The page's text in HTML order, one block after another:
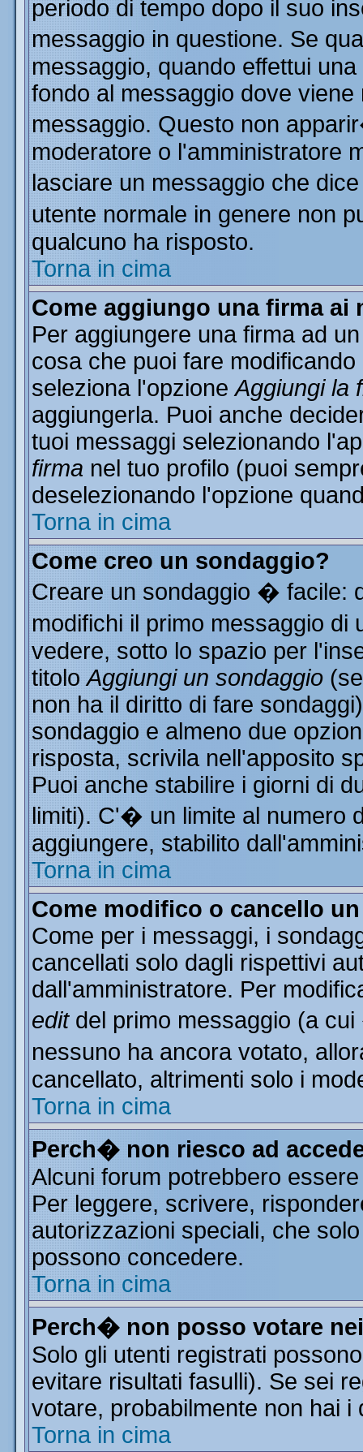
periodo di tempo dopo il suo
messaggio in questione. Se
messaggio, quando effettui
fondo al messaggio dove
messaggio. Questo non
moderatore o l'amministratore
lasciare un messaggio che
utente normale in genere non
qualcuno ha risposto.
Torna in cima
Come aggiungo una firma ai
Per aggiungere una firma ad
cosa che puoi fare
seleziona l'opzioneAggiungi la
aggiungerla. Puoi anche
tuoi messaggi selezionando
firma nel tuo profilo (puoi
deselezionando l'opzione
Torna in cima
Come creo un sondaggio?
Creare un sondaggio � facile:
modifichi il primo messaggio
vedere, sotto lo spazio per
titoloAggiungi un sondaggio
non ha il diritto di fare
sondaggio e almeno due
risposta, scrivila nell'apposito
Puoi anche stabilire i giorni di
limiti). C'� un limite al numero
aggiungere, stabilito
Torna in cima
Come modifico o cancello
Come per i messaggi, i
cancellati solo dagli rispettivi
dall'amministratore. Per
editdel primo messaggio (a
nessuno ha ancora votato,
cancellato, altrimenti solo i
Torna in cima
Perch� non riesco ad
Alcuni forum potrebbero
Per leggere, scrivere,
autorizzazioni speciali, che
possono concedere.
Torna in cima
Perch� non posso votare
Solo gli utenti registrati
evitare risultati fasulli). Se sei
votare, probabilmente non hai
Torna in cima